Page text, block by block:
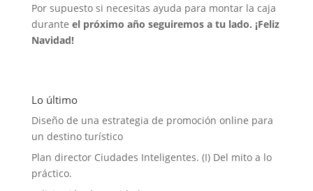
Por supuesto si necesitas ayuda para montar la caja
durante el próximo año seguiremos a tu lado. ¡Feliz
Navidad!
Lo último
Diseño de una estrategia de promoción online para
un destino turístico
Plan director Ciudades Inteligentes. (I) Del mito a lo
práctico.